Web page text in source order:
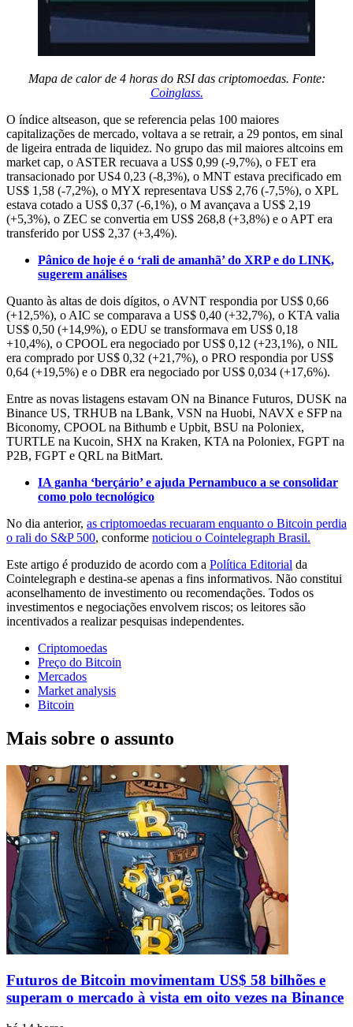
Mapa de calor de 4 horas do RSI das criptomoedas. Fonte:
Coinglass.
O índice altseason, que se referencia pelas 100 maiores
capitalizações de mercado, voltava a se retrair, a 29 pontos, em sinal
de ligeira entrada de liquidez. No grupo das mil maiores altcoins em
market cap, o ASTER recuava a US$ 0,99 (-9,7%), o FET era
transacionado por US4 0,23 (-8,3%), o MNT estava precificado em
US$ 1,58 (-7,2%), o MYX representava US$ 2,76 (-7,5%), o XPL
estava cotado a US$ 0,37 (-6,1%), o M avançava a US$ 2,19
(+5,3%), o ZEC se convertia em US$ 268,8 (+3,8%) e o APT era
transferido por US$ 2,37 (+3,4%).
Pânico de hoje é o ‘rali de amanhã’ do XRP e do LINK,
sugerem análises
Quanto às altas de dois dígitos, o AVNT respondia por US$ 0,66
(+12,5%), o AIC se comparava a US$ 0,40 (+32,7%), o KTA valia
US$ 0,50 (+14,9%), o EDU se transformava em US$ 0,18
+10,4%), o CPOOL era negociado por US$ 0,12 (+23,1%), o NIL
era comprado por US$ 0,32 (+21,7%), o PRO respondia por US$
0,64 (+19,5%) e o DBR era negociado por US$ 0,034 (+17,6%).
Entre as novas listagens estavam ON na Binance Futuros, DUSK na
Binance US, TRHUB na LBank, VSN na Huobi, NAVX e SFP na
Biconomy, CPOOL na Bithumb e Upbit, BSU na Poloniex,
TURTLE na Kucoin, SHX na Kraken, KTA na Poloniex, FGPT na
P2B, FGPT e QRL na BitMart.
IA ganha ‘berçário’ e ajuda Pernambuco a se consolidar
como polo tecnológico
No dia anterior, as criptomoedas recuaram enquanto o Bitcoin perdia
o rali do S&P 500, conforme noticiou o Cointelegraph Brasil.
Este artigo é produzido de acordo com a Política Editorial da
Cointelegraph e destina-se apenas a fins informativos. Não constitui
aconselhamento de investimento ou recomendações. Todos os
investimentos e negociações envolvem riscos; os leitores são
incentivados a realizar pesquisas independentes.
Criptomoedas
Preço do Bitcoin
Mercados
Market analysis
Bitcoin
Mais sobre o assunto
Futuros de Bitcoin movimentam US$ 58 bilhões e
superam o mercado à vista em oito vezes na Binance